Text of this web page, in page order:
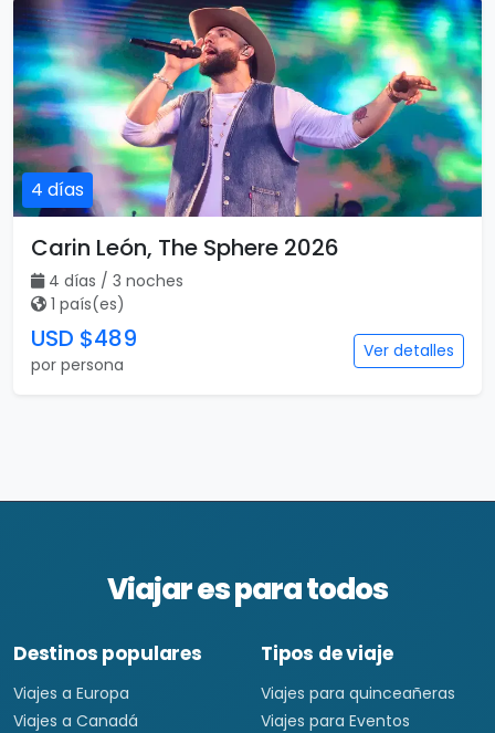
4 días
Carin León, The Sphere 2026
4 días / 3 noches
1 país(es)
USD $489
por persona
Ver detalles
Viajar es para todos
Destinos populares
Viajes a Europa
Viajes a Canadá
Tipos de viaje
Viajes para quinceañeras
Viajes para Eventos